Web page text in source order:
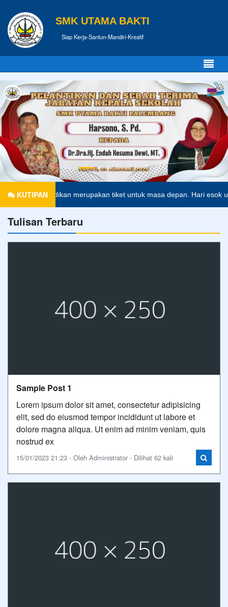
SMK UTAMA BAKTI
Siap Kerja-Santun-Mandiri-Kreatif
KUTIPAN
Pendidikan merupakan tiket untuk masa depan. Hari esok untuk
Tulisan Terbaru
Sample Post 1
Lorem ipsum dolor sit amet, consectetur adipisicing
elit, sed do eiusmod tempor incididunt ut labore et
dolore magna aliqua. Ut enim ad minim veniam, quis
nostrud ex
15/01/2023 21:23 - Oleh Administrator - Dilihat 62 kali